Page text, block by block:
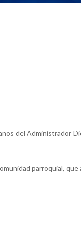
del Administrador
parroquial, que